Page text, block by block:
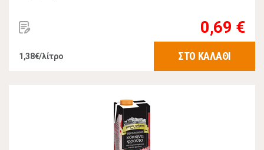
0,69 €
1,38€/λίτρο ΣΤΟ ΚΑΛΑΘΙ